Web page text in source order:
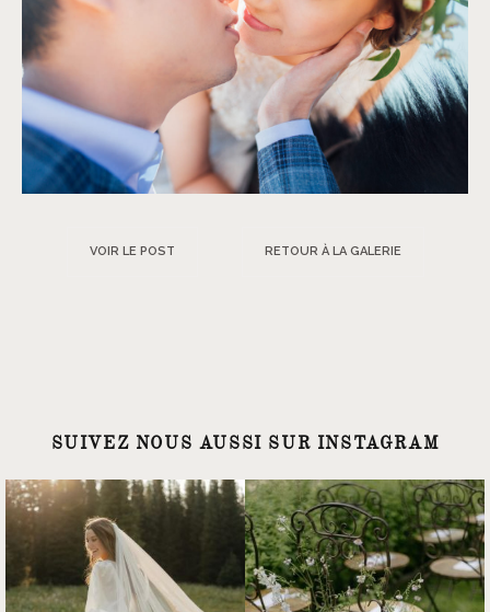
VOIR LE POST RETOUR À LA GALERIE
SUIVEZ NOUS AUSSI SUR INSTAGRAM